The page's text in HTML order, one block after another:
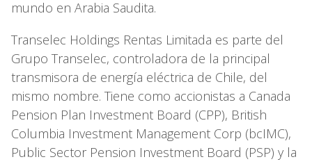
mundo en Arabia Saudita.
Transelec Holdings Rentas Limitada es parte del
Grupo Transelec, controladora de la principal
transmisora de energía eléctrica de Chile, del
mismo nombre. Tiene como accionistas a Canada
Pension Plan Investment Board (CPP), British
Columbia Investment Management Corp (bcIMC),
Public Sector Pension Investment Board (PSP) y la